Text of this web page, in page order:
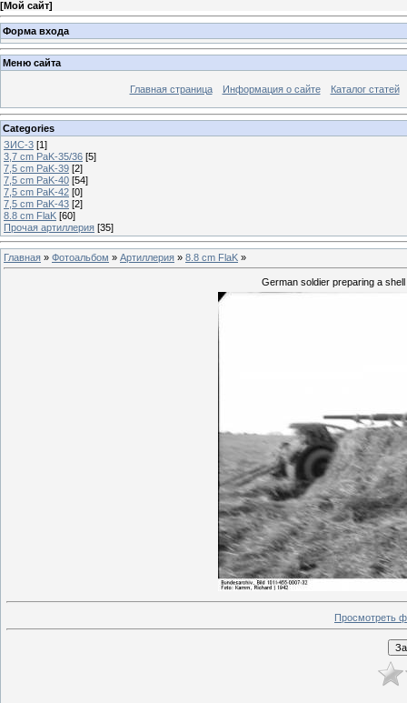
[Мой сайт]
Форма входа
Меню сайта
Главная страница Информация о сайте Каталог статей
Categories
ЗИС-3 [1]
3,7 cm PaK-35/36 [5]
7,5 cm PaK-39 [2]
7,5 cm PaK-40 [54]
7,5 cm PaK-42 [0]
7,5 cm PaK-43 [2]
8.8 cm FlaK [60]
Прочая артиллерия [35]
Главная » Фотоальбом » Артиллерия » 8.8 cm FlaK »
German soldier preparing a
Просмотреть